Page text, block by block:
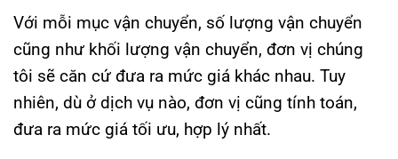
Với mỗi mục vận chuyển, số lượng vận chuyển
cũng như khối lượng vận chuyển, đơn vị chúng
tôi sẽ căn cứ đưa ra mức giá khác nhau. Tuy
nhiên, dù ở dịch vụ nào, đơn vị cũng tính toán,
đưa ra mức giá tối ưu, hợp lý nhất.